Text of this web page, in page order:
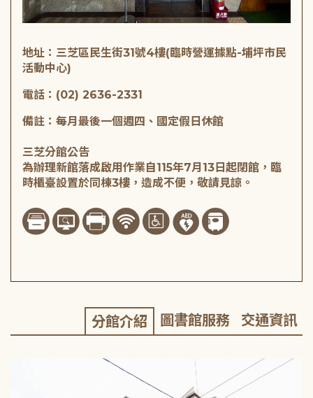
地址：三芝區民生街31號4樓(臨時營運據點-埔坪市民
活動中心)
電話：(02) 2636-2331
備註：每月最後一個週四、國定假日休館
三芝分館公告
為辦理新館落成啟用作業自115年7月13日起閉館，臨
時櫃臺設置於同棟3樓，造成不便，敬請見諒。
分館介紹 圖書館服務 交通資訊